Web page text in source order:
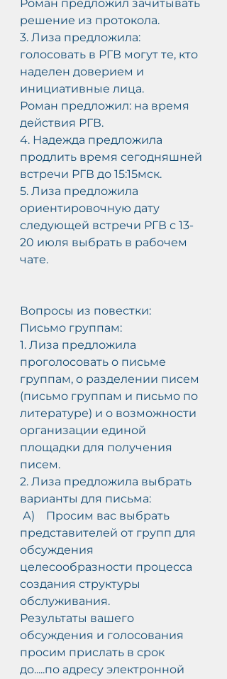
Роман предложил зачитывать
решение из протокола.
3. Лиза предложила:
голосовать в РГВ могут те, кто
наделен доверием и
инициативные лица.
Роман предложил: на время
действия РГВ.
4. Надежда предложила
продлить время сегодняшней
встречи РГВ до 15:15мск.
5. Лиза предложила
ориентировочную дату
следующей встречи РГВ с 13-
20 июля выбрать в рабочем
чате.
Вопросы из повестки:
Письмо группам:
1. Лиза предложила
проголосовать о письме
группам, о разделении писем
(письмо группам и письмо по
литературе) и о возможности
организации единой
площадки для получения
писем.
2. Лиза предложила выбрать
варианты для письма:
представителей от групп для
обсуждения
целесообразности процесса
создания структуры
обслуживания.
Результаты вашего
обсуждения и голосования
просим прислать в срок
до.....по адресу электронной